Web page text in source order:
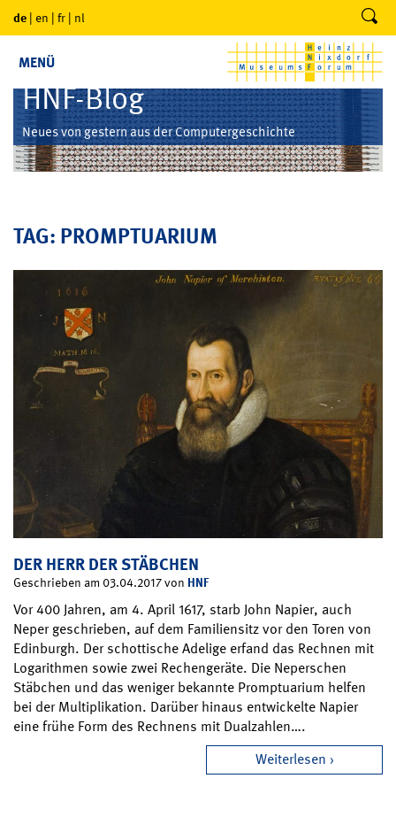
de | en | fr | nl
MENÜ
HNF-Blog
Neues von gestern aus der Computergeschichte
TAG: PROMPTUARIUM
DER HERR DER STÄBCHEN
Geschrieben am 03.04.2017 von HNF
Vor 400 Jahren, am 4. April 1617, starb John Napier, auch
Neper geschrieben, auf dem Familiensitz vor den Toren von
Edinburgh. Der schottische Adelige erfand das Rechnen mit
Logarithmen sowie zwei Rechengeräte. Die Neperschen
Stäbchen und das weniger bekannte Promptuarium helfen
bei der Multiplikation. Darüber hinaus entwickelte Napier
eine frühe Form des Rechnens mit Dualzahlen….
Weiterlesen